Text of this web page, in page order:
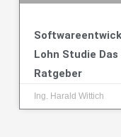
Lohn Studie
Ratgeber
Ing. Harald Wittich